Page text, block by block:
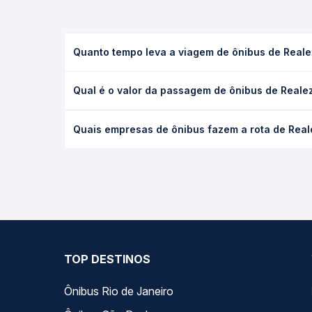
Quanto tempo leva a viagem de ônibus de
executivo ou leito) e as condições de tráfego. Na
Qual é o valor da passagem de ônibus de
de poltrona e a antecedência da compra. Na
Quais empresas de ônibus fazem a rota de
TOP DESTINOS
Ônibus Rio de Janeiro